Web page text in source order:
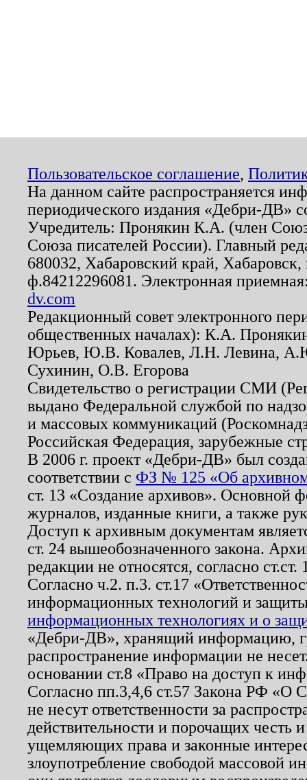
Пользовательское соглашение,
На данном сайте распространяется
периодического издания «Дебри-ДВ»
Учредитель: Пронякин К.А. (член
Союза писателей России). Главный
680032, Хабаровский край,
ф.84212296081. Электронная
dv.com
Редакционный совет электронного
общественных началах): К.А.
Юрьев, Ю.В. Ковалев, Л.Н. Левина,
Сухинин, О.В. Егорова
Свидетельство о регистрации СМИ
выдано Федеральной службой по
и массовых коммуникаций
Российская Федерация, зарубежные
В 2006 г. проект «Дебри-ДВ» был
соответствии с ФЗ № 125 «Об
ст. 13 «Создание архивов». Основной
журналов, изданные книги, а также
Доступ к архивным документам
ст. 24 вышеобозначенного закона.
редакции не относятся, согласно
Согласно ч.2. п.3. ст.17
информационных технологий и
информационных технологиях и о
«Дебри-ДВ», хранящий информацию,
распространение информации не
основании ст.8 «Право на доступ к
Согласно пп.3,4,6 ст.57 Закона РФ «О
не несут ответственности за
действительности и порочащих честь
ущемляющих права и законные
злоупотребление свободой массовой